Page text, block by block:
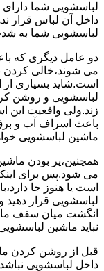
داخل آن لباس قرار
لباسشویی شما به
دو عامل دیگری که
می شوند،خالی کردن
است.شاید بسیاری از
لباسشویی و روشن
زند.ولی واقعیت
باعث اسراف آب و
ماشین لباسشویی
همچنین،پر بودن
می شود.پس برای
است یا هنوز جا
انگشت میان سقف
نباید ماشین
قبل از روشن کردن
داخل لباسشویی نباشد